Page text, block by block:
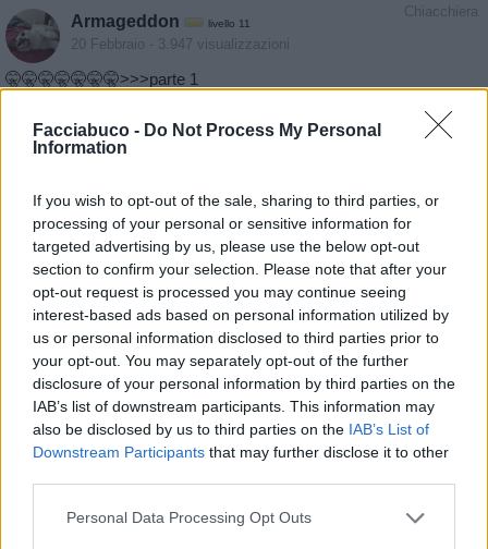
Facciabuco - Do Not Process My Personal
Information
If you wish to opt-out of the sale, sharing to third parties, or
processing of your personal or sensitive information for
targeted advertising by us, please use the below opt-out
section to confirm your selection. Please note that after your
opt-out request is processed you may continue seeing
interest-based ads based on personal information utilized by
us or personal information disclosed to third parties prior to
your opt-out. You may separately opt-out of the further
disclosure of your personal information by third parties on the
IAB’s list of downstream participants. This information may
also be disclosed by us to third parties on the IAB’s List of
Downstream Participants that may further disclose it to other
Personal Data Processing Opt Outs
Chiacchiera
Armageddon livello 11
20 Febbraio - 3.947 visualizzazioni
🤫🤫🤫🤫🤫🤫🤫>>>parte 1
Animazione Pesante (2.08 Mb)